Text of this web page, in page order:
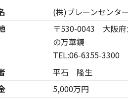
(株)ブレーンセンター
〒530-0043 大阪
の万華鏡
TEL:06-6355-3300
平石 隆生
5,000万円